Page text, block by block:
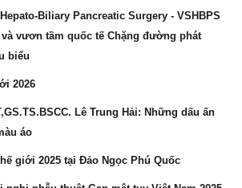
Biliary Pancreatic Surgery - VSHBPS
vươn tầm quốc tế Chặng đường phát
biểu
2026
Lê Trung Hải: Những dấu ấn
áo
giới 2025 tại Đảo Ngọc Phú Quốc